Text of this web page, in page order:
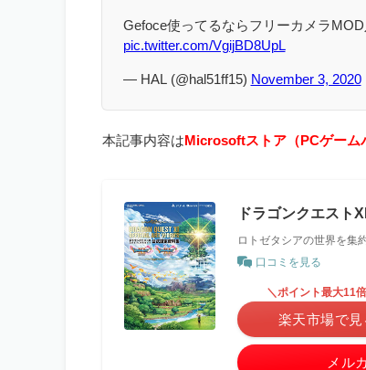
Gefoce使ってるならフリーカメラ
pic.twitter.com/VgijBD8UpL
— HAL (@hal51ff15) November 3, 2020
本記事内容はMicrosoftストア （PCゲー
ドラゴンクエスト
ロトゼタシアの世界を集
口コミを見る
＼ポイント最大11
楽天市場で見
メル